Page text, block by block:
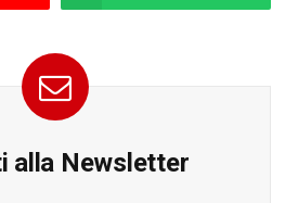
alla Newsletter